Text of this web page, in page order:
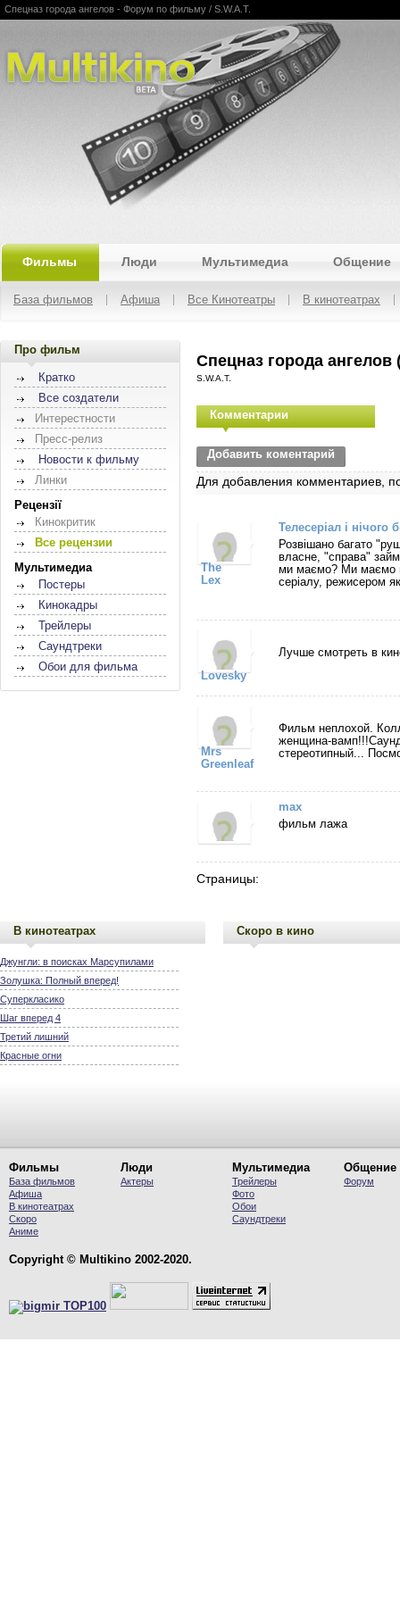
Multikino
Спецназ города ангелов - Форум по фильму / S.W.A.T.
Фильмы Люди Мультимедиа Общение
База фильмов Афиша Все Кинотеатры В кинотеатрах
Про фильм
Кратко
Все создатели
Интерестности
Пресс-релиз
Новости к фильму
Линки
Рецензії
Кинокритик
Все рецензии
Мультимедиа
Постеры
Кинокадры
Трейлеры
Саундтреки
Обои для фильма
Спецназ города ангелов
S.W.A.T.
Комментарии
Добавить коментарий
Для добавления комментариев,
The
Lex
Телесеріал і нічого
Розвішано багато
власне, "справа"
ми маємо? Ми маємо
серіалу, режисером
Lovesky
Лучше смотреть в
Mrs
Greenleaf
Фильм неплохой.
женщина-
стереотипный...
max
фильм лажа
Страницы:
В кинотеатрах
Джунгли: в поисках Марсупилами
Золушка: Полный вперед!
Суперкласико
Шаг вперед 4
Третий лишний
Красные огни
Скоро в кино
Фильмы
База фильмов
Афиша
В кинотеатрах
Скоро
Аниме
Люди
Актеры
Мультимедиа
Трейлеры
Фото
Обои
Саундтреки
Общение
Форум
Copyright © Multikino 2002-2020.